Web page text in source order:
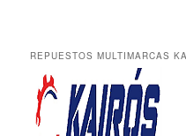
REPUESTOS MULTIMARCAS